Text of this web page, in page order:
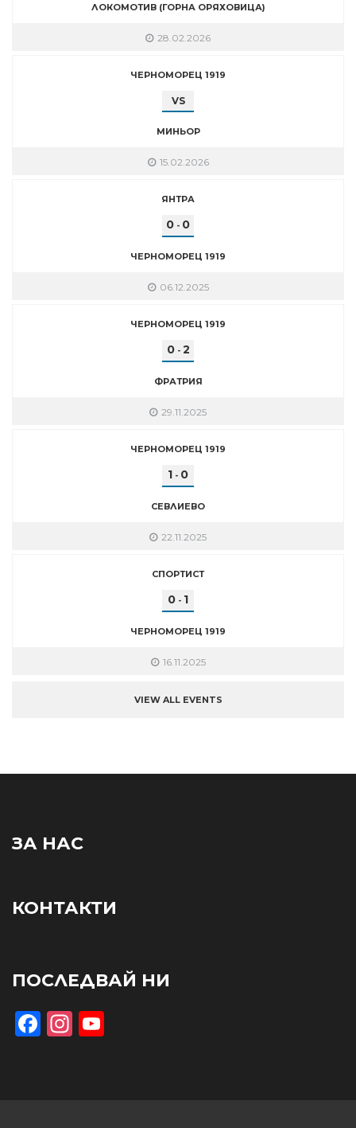
ЛОКОМОТИВ (ГОРНА ОРЯХОВИЦА)
28.02.2026
ЧЕРНОМОРЕЦ 1919
VS
МИНЬОР
15.02.2026
ЯНТРА
0 - 0
ЧЕРНОМОРЕЦ 1919
06.12.2025
ЧЕРНОМОРЕЦ 1919
0- 2
ФРАТРИЯ
29.11.2025
ЧЕРНОМОРЕЦ 1919
1 - 0
СЕВЛИЕВО
22.11.2025
СПОРТИСТ
0 - 1
ЧЕРНОМОРЕЦ 1919
16.11.2025
VIEW ALL EVENTS
ЗА НАС
КОНТАКТИ
ПОСЛЕДВАЙ НИ
Facebook
Instagram